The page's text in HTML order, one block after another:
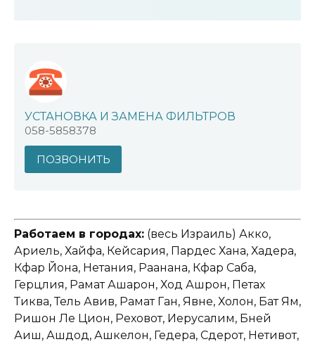
УСТАНОВКА И ЗАМЕНА ФИЛЬТРОВ
058-5858378
ПОЗВОНИТЬ
Работаем в городах: (весь Израиль) Акко,
Ариель, Хайфа, Кейсария, Пардес Хана, Хадера,
Кфар Йона, Нетания, Раанана, Кфар Саба,
Герцлия, Рамат Ашарон, Ход Ашрон, Петах
Тиква, Тель Авив, Рамат Ган, Явне, Холон, Бат Ям,
Ришон Ле Цион, Реховот, Иерусалим, Бней
Аиш, Ашдод, Ашкелон, Гедера, Сдерот, Нетивот,